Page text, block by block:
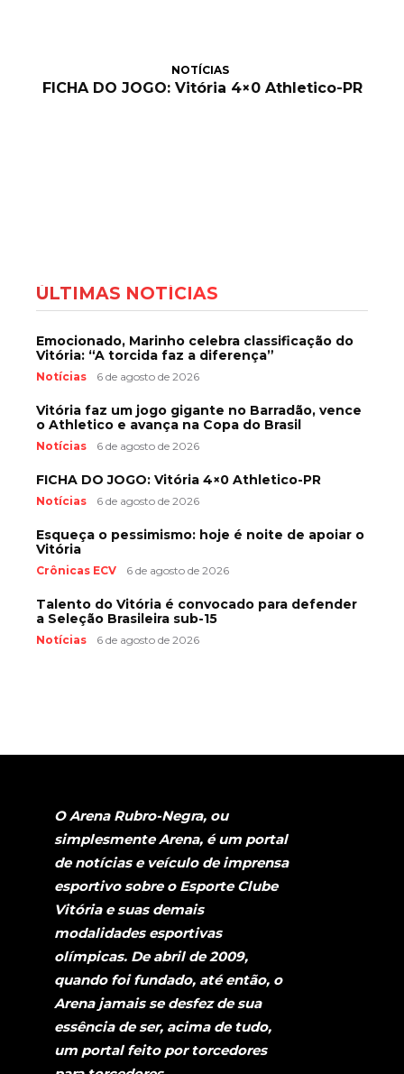
NOTÍCIAS
FICHA DO JOGO: Vitória 4×0 Athletico-PR
ÚLTIMAS NOTÍCIAS
Emocionado, Marinho celebra classificação do
Vitória: “A torcida faz a diferença”
Notícias 6 de agosto de 2026
Vitória faz um jogo gigante no Barradão, vence
o Athletico e avança na Copa do Brasil
Notícias 6 de agosto de 2026
FICHA DO JOGO: Vitória 4×0 Athletico-PR
Notícias 6 de agosto de 2026
Esqueça o pessimismo: hoje é noite de apoiar o
Vitória
Crônicas ECV 6 de agosto de 2026
Talento do Vitória é convocado para defender
a Seleção Brasileira sub-15
Notícias 6 de agosto de 2026
O Arena Rubro-Negra, ou
simplesmente Arena, é um portal
de notícias e veículo de imprensa
esportivo sobre o Esporte Clube
Vitória e suas demais
modalidades esportivas
olímpicas. De abril de 2009,
quando foi fundado, até então, o
Arena jamais se desfez de sua
essência de ser, acima de tudo,
um portal feito por torcedores